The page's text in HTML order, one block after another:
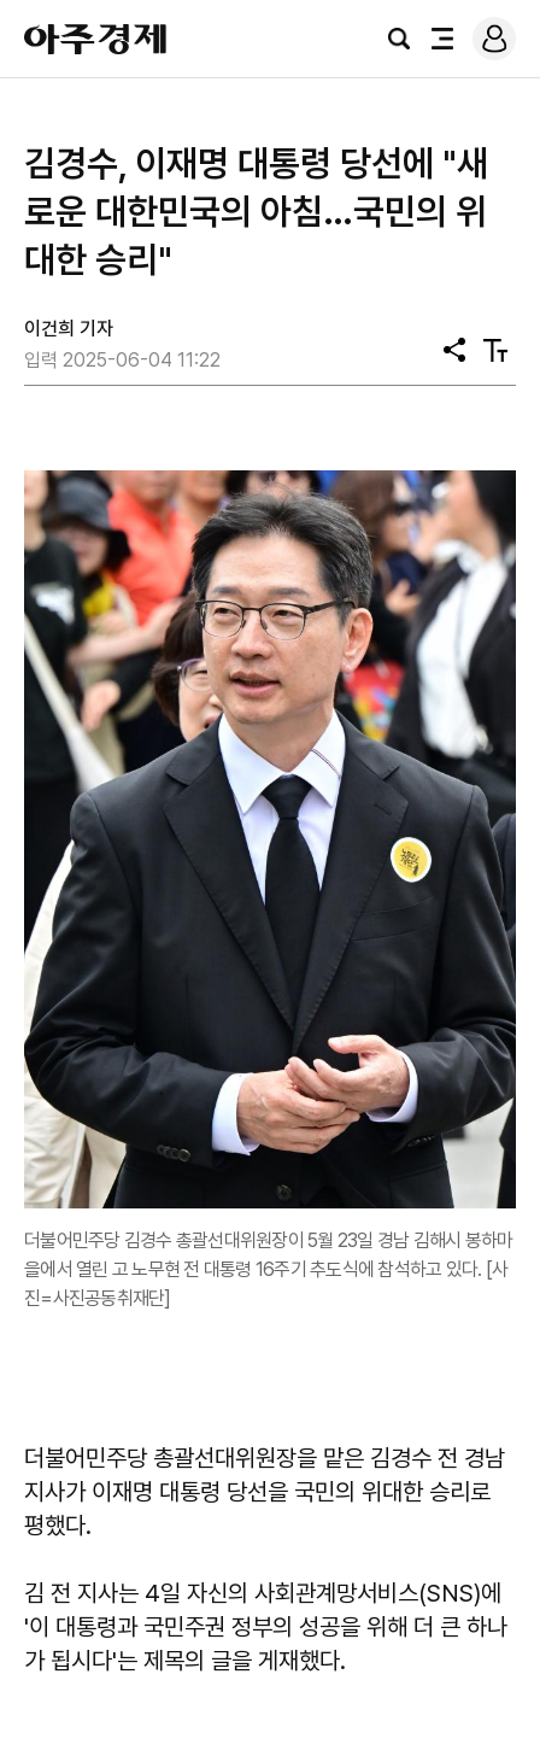
아
주
경
검
전
로
그
김경수, 이재명 대통령 당선에 "새
로운 대한민국의 아침…국민의 위
대한 승리"
이건희 기자
입력 2025-06-04 11:22
공
유
텍
스
더불어민주당 김경수 총괄선대위원장이 5월 23일 경남 김해시 봉하마
을에서 열린 고 노무현 전 대통령 16주기 추도식에 참석하고 있다. [사
진=사진공동취재단]
더불어민주당 총괄선대위원장을 맡은 김경수 전 경남
지사가 이재명 대통령 당선을 국민의 위대한 승리로
평했다.
김 전 지사는 4일 자신의 사회관계망서비스(SNS)에
'이 대통령과 국민주권 정부의 성공을 위해 더 큰 하나
가 됩시다'는 제목의 글을 게재했다.